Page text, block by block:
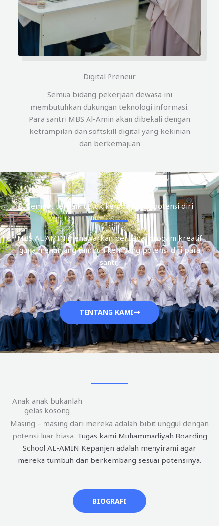
Digital Preneur
Semua bidang pekerjaan dewasa ini
membutuhkan dukungan teknologi informasi.
Para santri MBS Al-Amin akan dibekali dengan
ketrampilan dan softskill digital yang kekinian
dan berkemajuan
Tempat terbaik untuk kembangkan potensi diri
MBS AL AMIN menawarkan berbagai progam kreatif
guna menunjang tumbuh kembang potensi diri para
santri
TENTANG KAMI
Anak anak bukanlah
gelas kosong
Masing – masing dari mereka adalah bibit unggul dengan
potensi luar biasa. Tugas kami Muhammadiyah Boarding
School AL-AMIN Kepanjen adalah menyirami agar
mereka tumbuh dan berkembang sesuai potensinya.
BIOGRAFI